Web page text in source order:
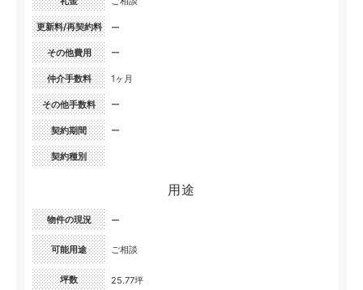
更新料/再契約料 ー
その他費用 ー
仲介手数料 1ヶ月
その他手数料 ー
契約期間 ー
契約種別
用途
物件の現況 ー
可能用途 ご相談
坪数 25.77坪